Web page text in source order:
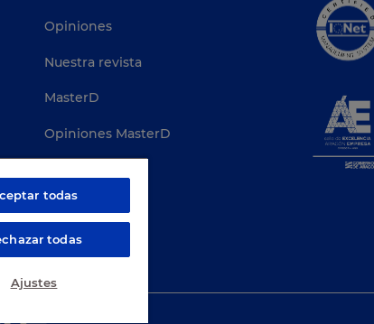
Opiniones
Nuestra revista
MasterD
Opiniones MasterD
Davante
todas
todas
Ajustes